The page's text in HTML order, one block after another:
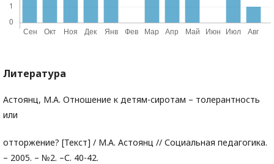
Литература
Астоянц, М.А. Отношение к детям-сиротам – толерантность
или
отторжение? [Текст] / М.А. Астоянц // Социальная педагогика.
– 2005. – №2. –С. 40-42.